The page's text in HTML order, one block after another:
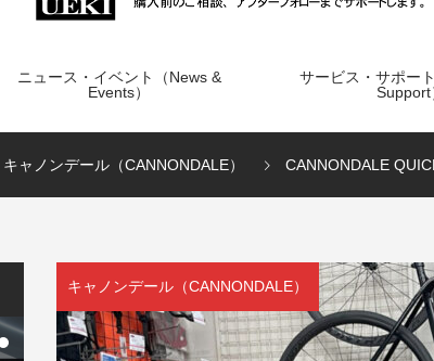
ニュース・イベント（News &
Events）
サービス・サポー
Support
3 Disc がお
ORBEA Terra Race ｜スタッフ
る！シマノ 最
fizik フィジーク シューズ R4
ールトップ）
Wilier FILANTE SL 日本未展開
キャノンデール（CANNONDALE） CANNONDALE
キャノンデール（CANNONDALE）